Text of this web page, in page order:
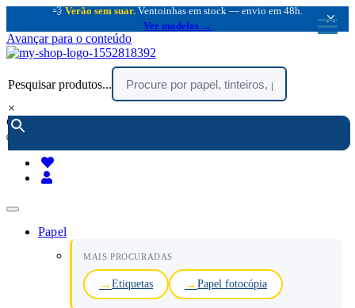
💨 Verão sem suar. Ventoinhas em stock — envio em 48h.
Ver modelos →
×
Avançar para o conteúdo
Pesquisar produtos...
×
encomendar por telefone :
(chamada rede fixa nacional)
Papel
MAIS PROCURADAS
Etiquetas Papel fotocópia